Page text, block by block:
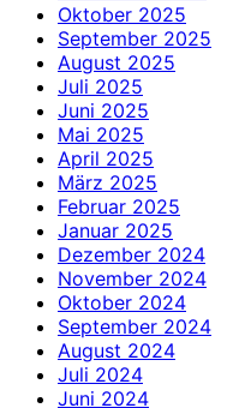
Oktober 2025
September 2025
August 2025
Juli 2025
Juni 2025
Mai 2025
April 2025
März 2025
Februar 2025
Januar 2025
Dezember 2024
November 2024
Oktober 2024
September 2024
August 2024
Juli 2024
Juni 2024